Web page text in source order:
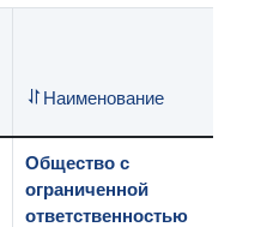
Наименование
Общество с
ограниченной
ответственностью